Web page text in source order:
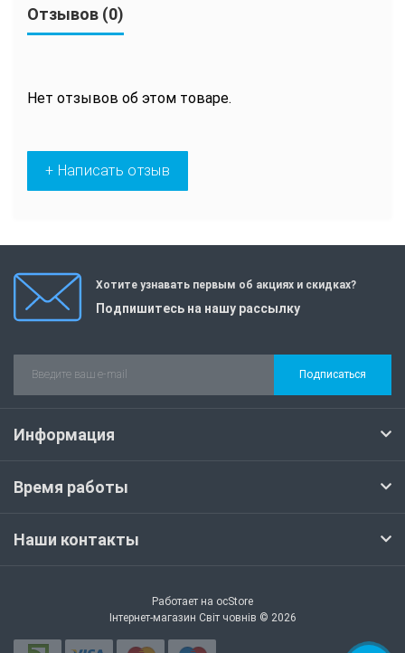
Отзывов (0)
Нет отзывов об этом товаре.
+ Написать отзыв
Хотите узнавать первым об акциях и скидках?
Подпишитесь на нашу рассылку
Подписаться
Информация
Время работы
Наши контакты
Работает на ocStore
Інтернет-магазин Світ човнів © 2026